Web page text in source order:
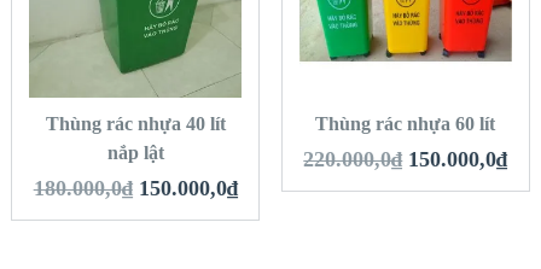
VIEW DETAILS
THÊM VÀO GIỎ
HÀNG
Thùng rác nhựa 40 lít
nắp lật
180.000,0₫ 150.000,0₫
VIEW DETAILS
THÊM VÀO GIỎ
Thùng rác nhựa 60 lít
220.000,0₫ 150.000,0₫